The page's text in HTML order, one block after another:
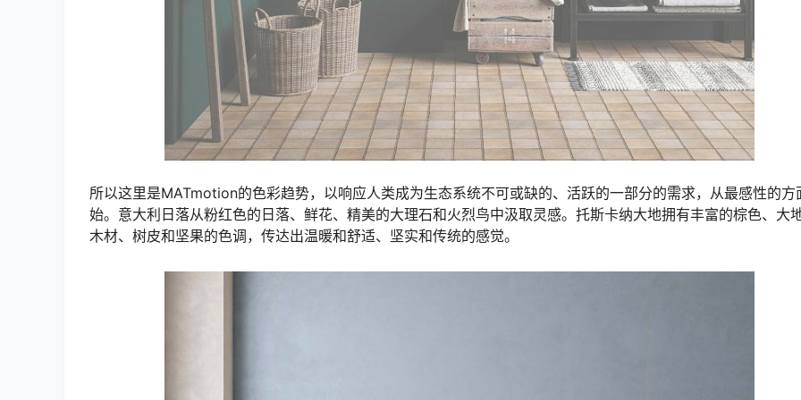
所以这里是MATmotion的色彩趋势，以响应人类成为生态系统不可或缺的、活跃的一部分的需求，从最感性的方
始。意大利日落从粉红色的日落、鲜花、精美的大理石和火烈鸟中汲取灵感。托斯卡纳大地拥有丰富的棕色、大地
木材、树皮和坚果的色调，传达出温暖和舒适、坚实和传统的感觉。